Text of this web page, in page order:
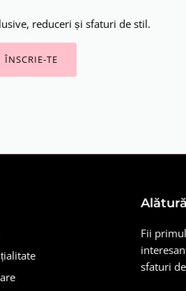
reduceri și sfaturi de stil.
ÎNSCRIE-TE
Fii
sfaturi